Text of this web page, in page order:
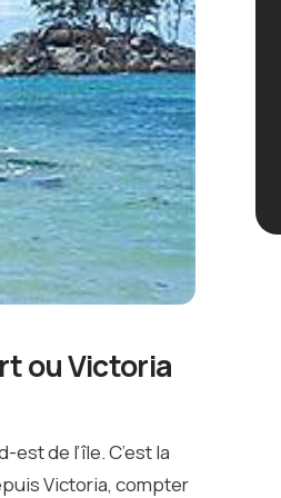
ou Victoria
de l’île. C’est la
Victoria, compter